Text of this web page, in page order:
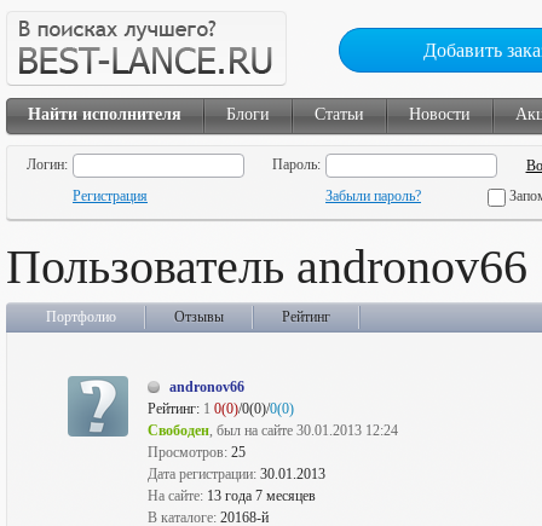
Добавить
Найти исполнителя Блоги Статьи Новости
Логин:
Пароль:
Регистрация
Забыли пароль?
Пользователь andronov66
Портфолио Отзывы Рейтинг
andronov66
Рейтинг: 1 0(0)/0(0)/0(0)
Свободен, был на сайте 30.01.2013 12:24
Просмотров: 25
Дата регистрации: 30.01.2013
На сайте: 13 года 7 месяцев
В каталоге: 20168-й